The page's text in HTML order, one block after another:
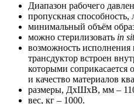
Диапазон рабочего
пропускная способность,
минимальный объём
можно стерилизовать in
возможность исполнения
трансдуктор встроен
которыми соприкасается
и качество материалов
размеры, ДхШхВ, мм –
вес, кг – 1000.